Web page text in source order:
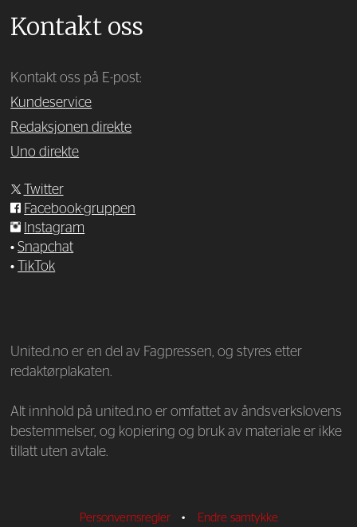
Kontakt oss
Kontakt oss på E-post:
Kundeservice
Redaksjonen direkte
Uno direkte
Twitter
Facebook-gruppen
Instagram
•Snapchat
•
TikTok
United.no er en del av Fagpressen, og styres etter
redaktørplakaten.
Alt innhold på united.no er omfattet av åndsverkslovens
bestemmelser, og kopiering og bruk av materiale er ikke
tillatt uten avtale.
Personvernsregler • Endre samtykke